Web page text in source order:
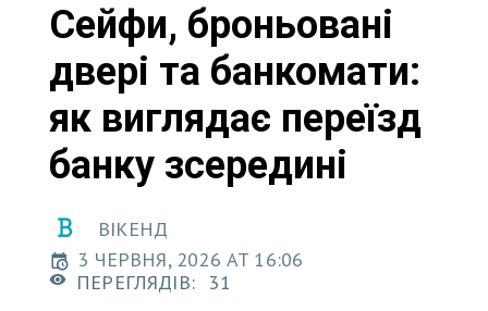
Сейфи, броньовані
двері та банкомати:
як виглядає переїзд
банку зсередині
ВІКЕНД
3 ЧЕРВНЯ, 2026 AT 16:06
ПЕРЕГЛЯДІВ:
31